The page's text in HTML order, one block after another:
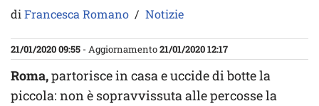
diFrancesca Romano Notizie
21/01/2020 09:55 - Aggiornamento21/01/2020 12:17
Roma,partorisce in casa e uccide di botte la
piccola: non è sopravvissuta alle percosse la